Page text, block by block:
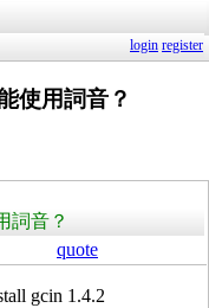
login register
使用詞音？
詞音？
quote
gcin 1.4.2